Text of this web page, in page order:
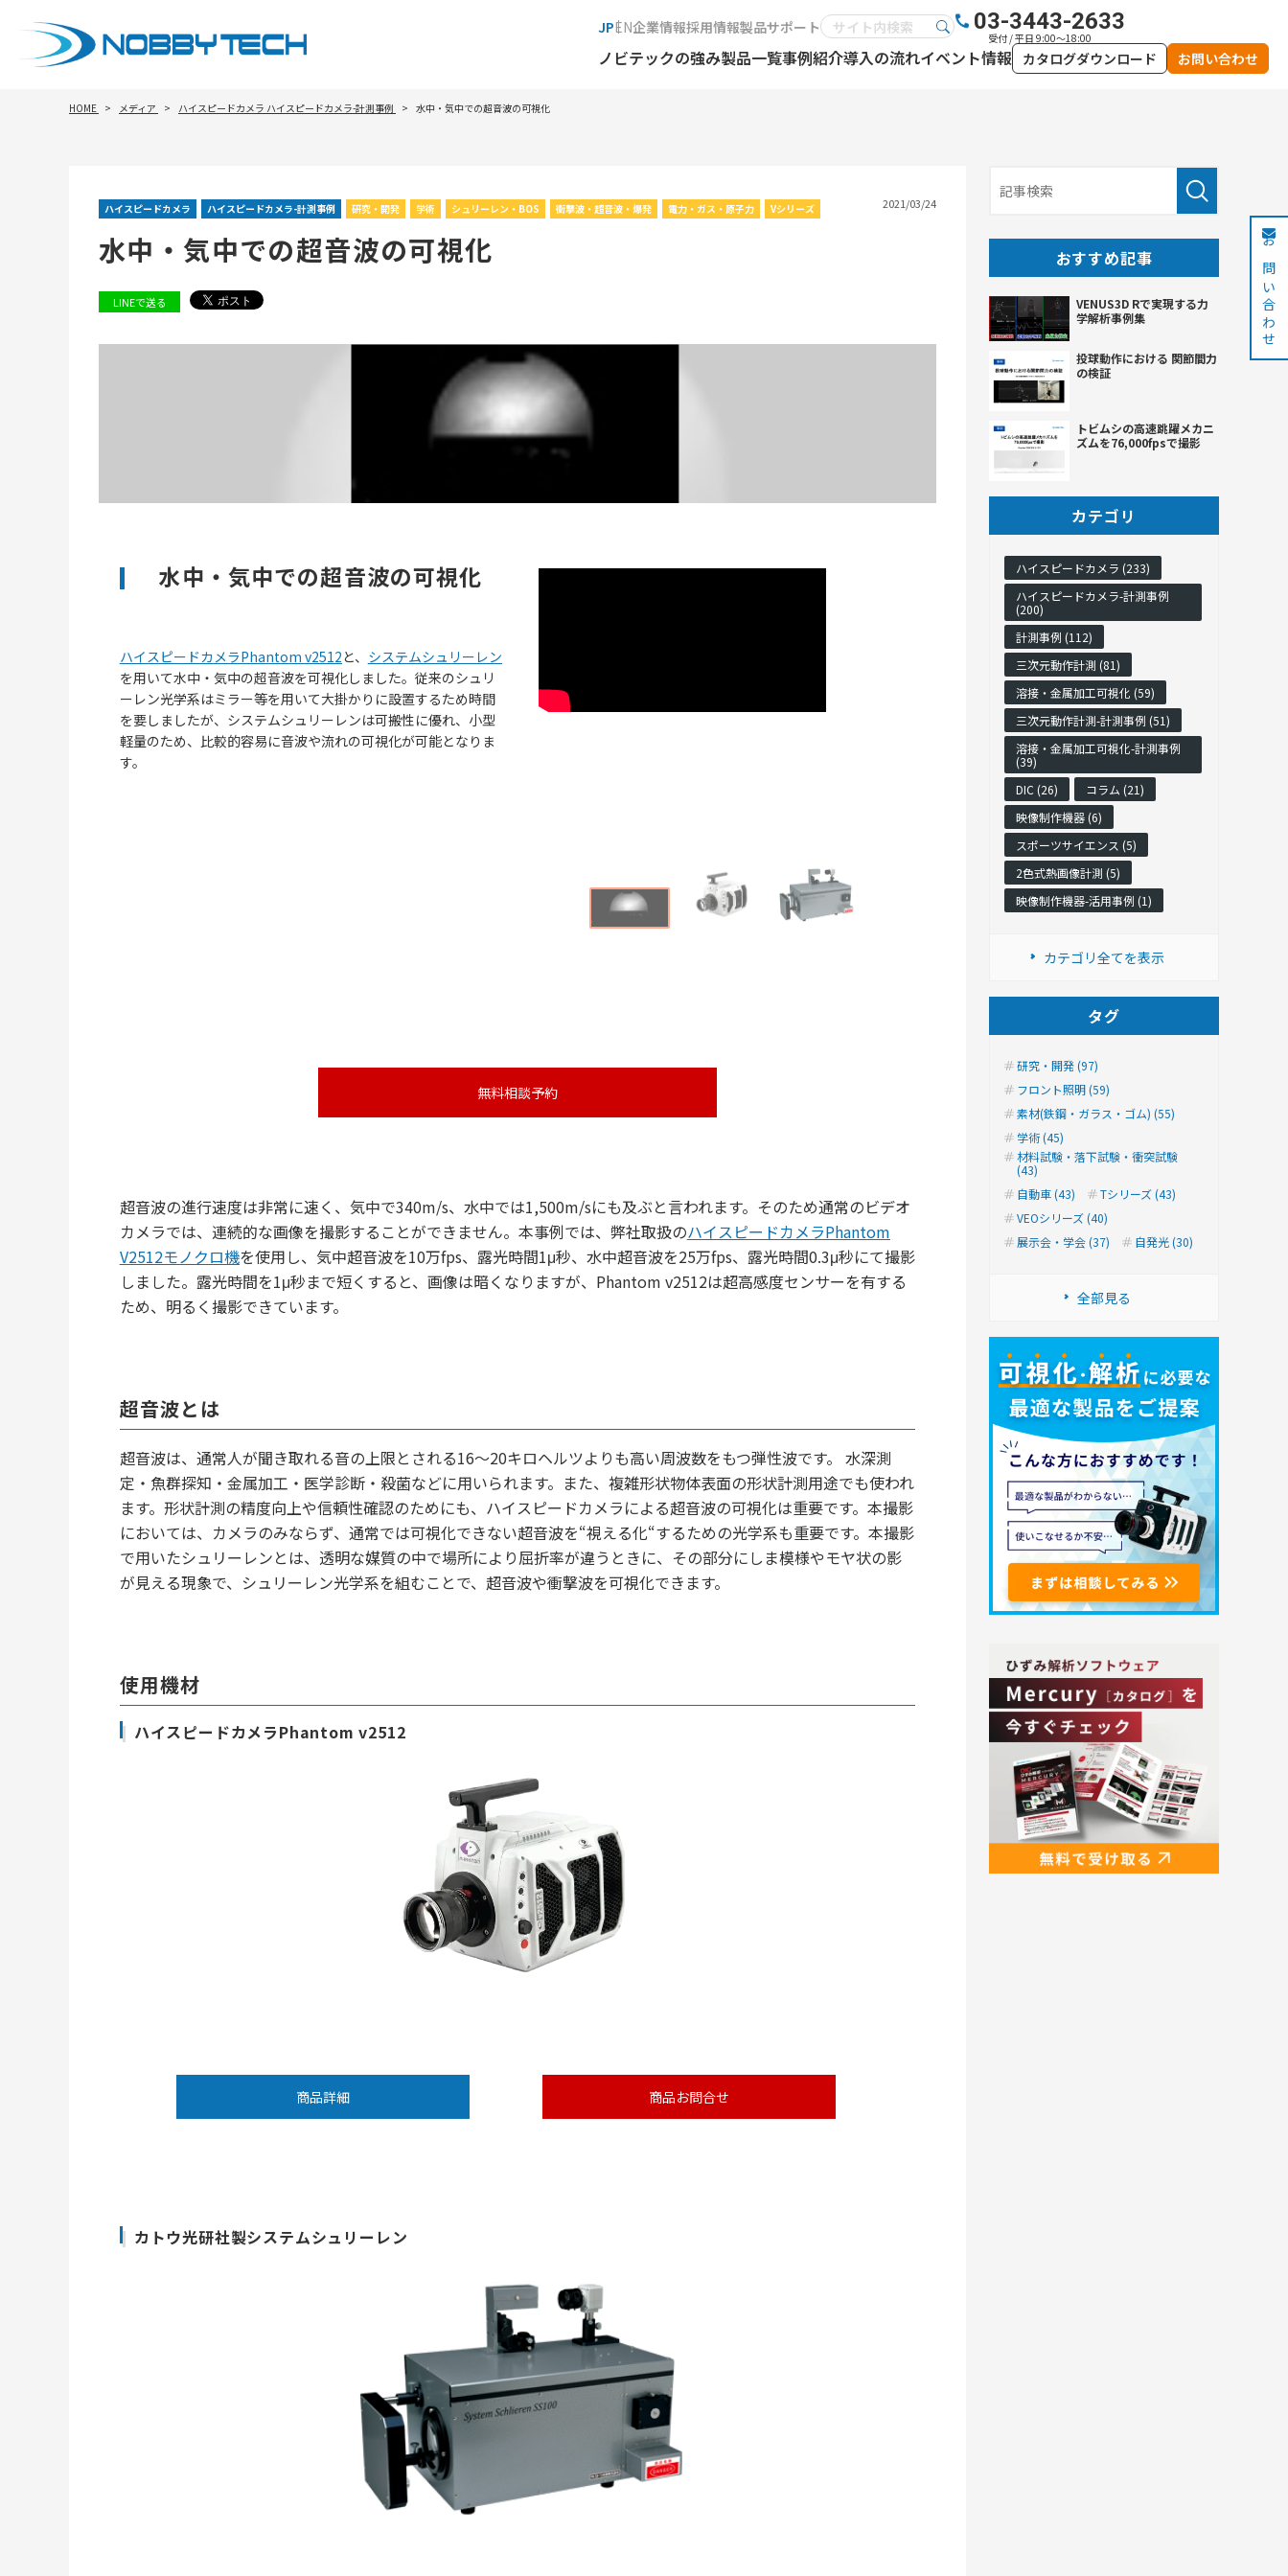
JPEN企業情報採用情報製品サポート 03-3443-2633
受付 / 平日 9:00～18:00
ノビテックの強み製品一覧事例紹介導入の流れイベント情報 カタログダウンロード お問い合わせ
HOME メディア ハイスピードカメラ ハイスピードカメラ-計測事例 水中・気中での超音波の可視化
ハイスピードカメラ ハイスピードカメラ-計測事例 研究・開発 学術 シュリーレン・BOS 衝撃波・超音波・爆発 電力・ガス・原子力 Vシリーズ 2021/03/24
水中・気中での超音波の可視化
LINEで送る
水中・気中での超音波の可視化
ハイスピードカメラPhantom v2512と、 システムシュリーレン
を用いて水中・気中の超音波を可視化しました。従来のシュリ
ーレン光学系はミラー等を用いて大掛かりに設置するため時間
を要しましたが、システムシュリーレンは可搬性に優れ、小型
軽量のため、比較的容易に音波や流れの可視化が可能となりま
す。
無料相談予約
超音波の進行速度は非常に速く、気中で340m/s、水中では1,500m/sにも及ぶと言われます。そのため通常のビデオ
カメラでは、連続的な画像を撮影することができません。本事例では、弊社取扱のハイスピードカメラPhantom
V2512モノクロ機を使用し、気中超音波を10万fps、露光時間1μ秒、水中超音波を25万fps、露光時間0.3μ秒にて撮影
しました。露光時間を1μ秒まで短くすると、画像は暗くなりますが、Phantom v2512は超高感度センサーを有する
ため、明るく撮影できています。
超音波とは
超音波は、通常人が聞き取れる音の上限とされる16～20キロヘルツよりも高い周波数をもつ弾性波です。 水深測
定・魚群探知・金属加工・医学診断・殺菌などに用いられます。また、複雑形状物体表面の形状計測用途でも使われ
ます。形状計測の精度向上や信頼性確認のためにも、ハイスピードカメラによる超音波の可視化は重要です。本撮影
においては、カメラのみならず、通常では可視化できない超音波を“視える化“するための光学系も重要です。本撮影
で用いたシュリーレンとは、透明な媒質の中で場所により屈折率が違うときに、その部分にしま模様やモヤ状の影
が見える現象で、シュリーレン光学系を組むことで、超音波や衝撃波を可視化できます。
使用機材
ハイスピードカメラPhantom v2512
商品詳細 商品お問合せ
カトウ光研社製システムシュリーレン
おすすめ記事
VENUS3D Rで実現する力
学解析事例集
投球動作における 関節間力
の検証
トビムシの高速跳躍メカニ
ズムを76,000fpsで撮影
カテゴリ
ハイスピードカメラ (233)
ハイスピードカメラ-計測事例
(200)
計測事例 (112)
三次元動作計測 (81)
溶接・金属加工可視化 (59)
三次元動作計測-計測事例 (51)
溶接・金属加工可視化-計測事例
(39)
DIC (26)
コラム (21)
映像制作機器 (6)
スポーツサイエンス (5)
2色式熱画像計測 (5)
映像制作機器-活用事例 (1)
カテゴリ全てを表示
タグ
研究・開発 (97)
フロント照明 (59)
素材(鉄鋼・ガラス・ゴム) (55)
学術 (45)
材料試験・落下試験・衝突試験
(43)
自動車 (43)
Tシリーズ (43)
VEOシリーズ (40)
展示会・学会 (37)
自発光 (30)
全部見る
お問い合わせ